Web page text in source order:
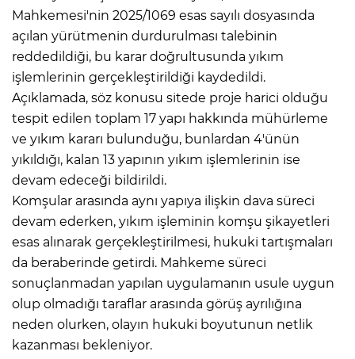
Mahkemesi'nin 2025/1069 esas sayılı dosyasında
açılan yürütmenin durdurulması talebinin
reddedildiği, bu karar doğrultusunda yıkım
işlemlerinin gerçekleştirildiği kaydedildi.
Açıklamada, söz konusu sitede proje harici olduğu
tespit edilen toplam 17 yapı hakkında mühürleme
ve yıkım kararı bulunduğu, bunlardan 4'ünün
yıkıldığı, kalan 13 yapının yıkım işlemlerinin ise
devam edeceği bildirildi.
Komşular arasında aynı yapıya ilişkin dava süreci
devam ederken, yıkım işleminin komşu şikayetleri
esas alınarak gerçekleştirilmesi, hukuki tartışmaları
da beraberinde getirdi. Mahkeme süreci
sonuçlanmadan yapılan uygulamanın usule uygun
olup olmadığı taraflar arasında görüş ayrılığına
neden olurken, olayın hukuki boyutunun netlik
kazanması bekleniyor.